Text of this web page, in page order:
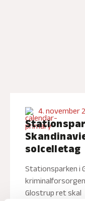
4. november
solcelletag
Stationsparken i
Glostrup ret skal